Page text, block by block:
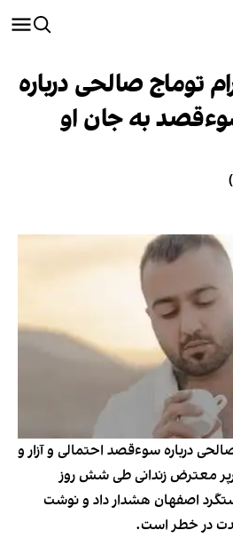
توماج صالحی درباره
به جان او
درباره سوءقصد احتمالی و آزار و
رپر معترض زندانی طی شش روز
اصفهان هشدار داد و نوشت
در خطر است.